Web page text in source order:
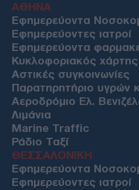
ΑΘΗΝΑ
Εφημερεύοντα
Εφημερεύοντες ιατροί
Εφημερεύοντα
Κυκλοφοριακός χάρτης
Αστικές συγκοινωνίες
Παρατηρητήριο υγρών
Αεροδρόμιο Ελ.
Λιμάνια
Marine Traffic
Ράδιο Ταξί
ΘΕΣΣΑΛΟΝΙΚΗ
Εφημερεύοντα
Εφημερεύοντες ιατροί